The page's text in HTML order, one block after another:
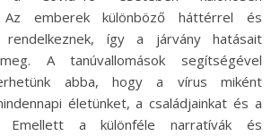
Az emberek különböző háttérrel és
rendelkeznek, így a járvány hatásait
A tanúvallomások segítségével
abba, hogy a vírus miként
életünket, a családjainkat és a
Emellett a különféle narratívák és